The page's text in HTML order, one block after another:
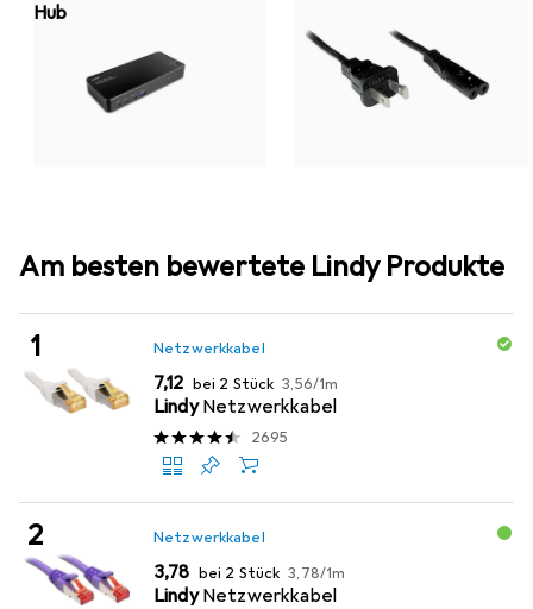
Hub
Am besten bewertete Lindy Produkte
Netzwerkkabel
EUR
7,12 bei 2 Stück EUR
3,56/1m
Lindy Netzwerkkabel
2695
Netzwerkkabel
EUR
3,78 bei 2 Stück EUR
3,78/1m
Lindy Netzwerkkabel